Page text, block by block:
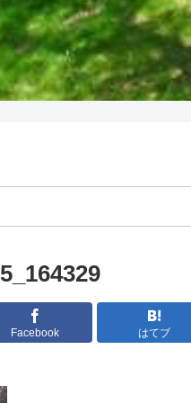
Facebook はてブ